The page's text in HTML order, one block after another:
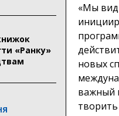
«Ранку»
«Мы
новых
важный